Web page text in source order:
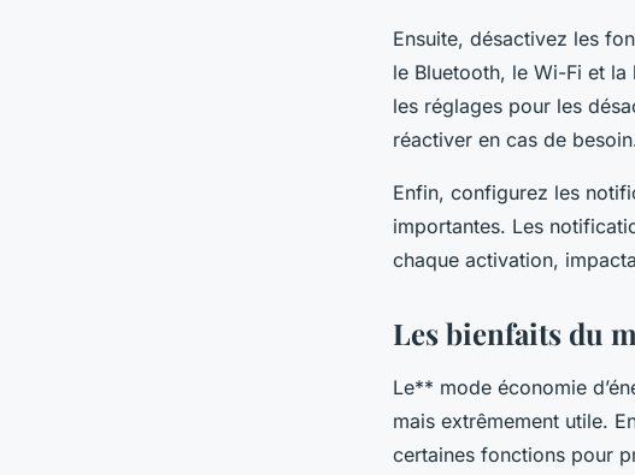
Ensuite, désactivez les
le Bluetooth, le Wi-Fi et
les réglages pour les
réactiver en cas de
Enfin, configurez les
importantes. Les
chaque activation,
Les bienfaits du
Le** mode économie
mais extrêmement utile.
certaines fonctions pour